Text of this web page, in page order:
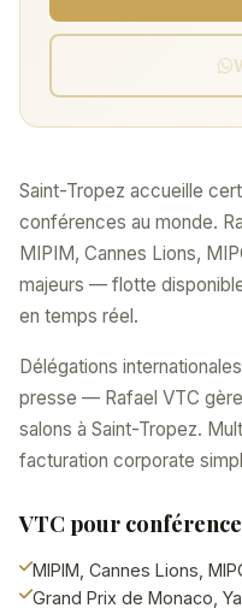
Saint-Tropez accueille
conférences au monde.
MIPIM, Cannes Lions,
majeurs — flotte
en temps réel.
Délégations
presse — Rafael VTC
salons à Saint-Tropez.
facturation corporate
VTC pour
MIPIM, Cannes Lions,
Grand Prix de Monaco,